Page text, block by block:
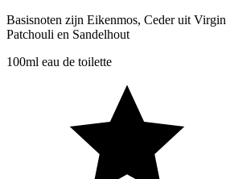
Basisnoten zijn Eikenmos, Ceder uit
Patchouli en Sandelhout
100ml eau de toilette